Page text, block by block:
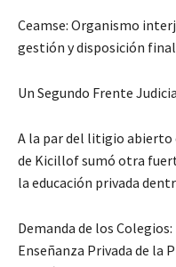
Ceamse: Organismo
gestión y disposición
Un Segundo Frente
A la par del litigio abierto
de Kicillof sumó otra
la educación privada
Demanda de los
Enseñanza Privada de la